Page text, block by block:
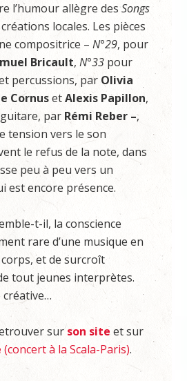
l’humour allègre desSongs
locales. Les pièces
compositrice –N°29, pour
Bricault,N°33 pour
percussions, par Olivia
CornusetAlexis Papillon,
par Rémi Reber –,
tension vers le son
le refus de la note, dans
peu à peu vers un
est encore présence.
t-il, la conscience
rare d’une musique en
et de surcroît
tout jeunes interprètes.
créative…
surson site et sur
(concert à la Scala-Paris).